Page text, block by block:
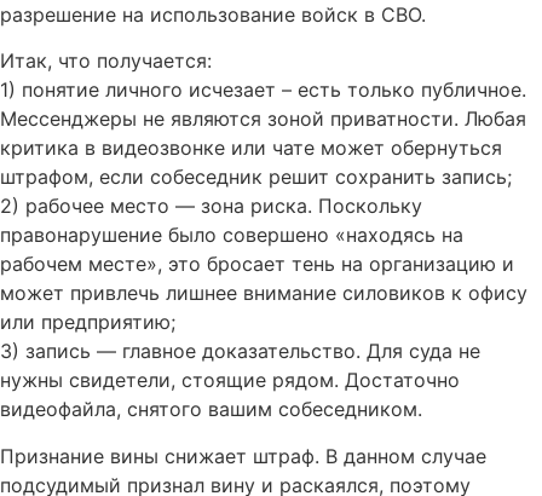
разрешение на использование войск в СВО.
Итак, что получается:
1) понятие личного исчезает – есть только публичное.
Мессенджеры не являются зоной приватности. Любая
критика в видеозвонке или чате может обернуться
штрафом, если собеседник решит сохранить запись;
2) рабочее место — зона риска. Поскольку
правонарушение было совершено «находясь на
рабочем месте», это бросает тень на организацию и
может привлечь лишнее внимание силовиков к офису
или предприятию;
3) запись — главное доказательство. Для суда не
нужны свидетели, стоящие рядом. Достаточно
видеофайла, снятого вашим собеседником.
Признание вины снижает штраф. В данном случае
подсудимый признал вину и раскаялся, поэтому